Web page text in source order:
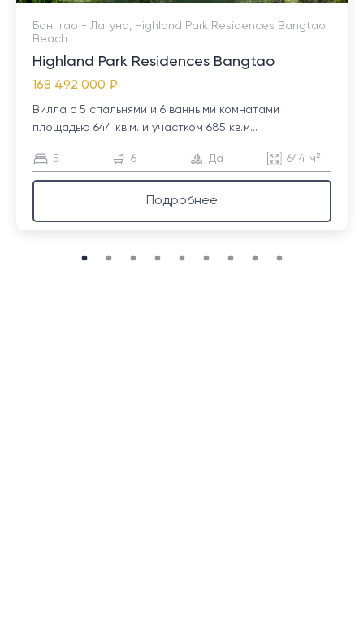
Бангтао - Лагуна, Highland Park Residences Bangtao
Beach
Highland Park Residences Bangtao
168 492 000 ₽
Вилла с 5 спальнями и 6 ванными комнатами
площадью 644 кв.м. и участком 685 кв.м...
5 6 Да 644 м²
Подробнее